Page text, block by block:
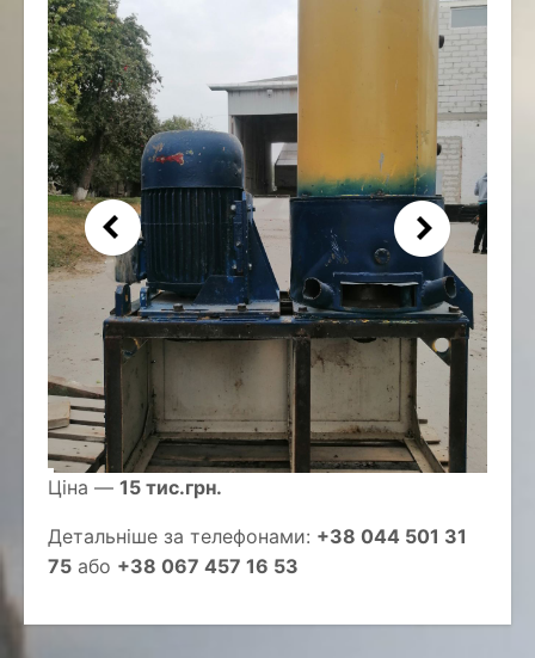
Ціна — 15 тис.грн.
Детальніше за телефонами: +38 044 501 31
75 або +38 067 457 16 53